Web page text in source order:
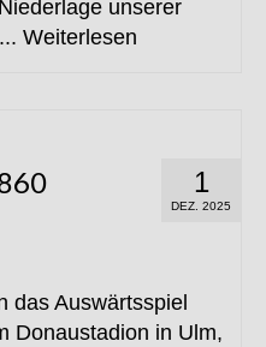
unserer
Weiterlesen
1
DEZ. 2025
das Auswärtsspiel
Donaustadion in Ulm,